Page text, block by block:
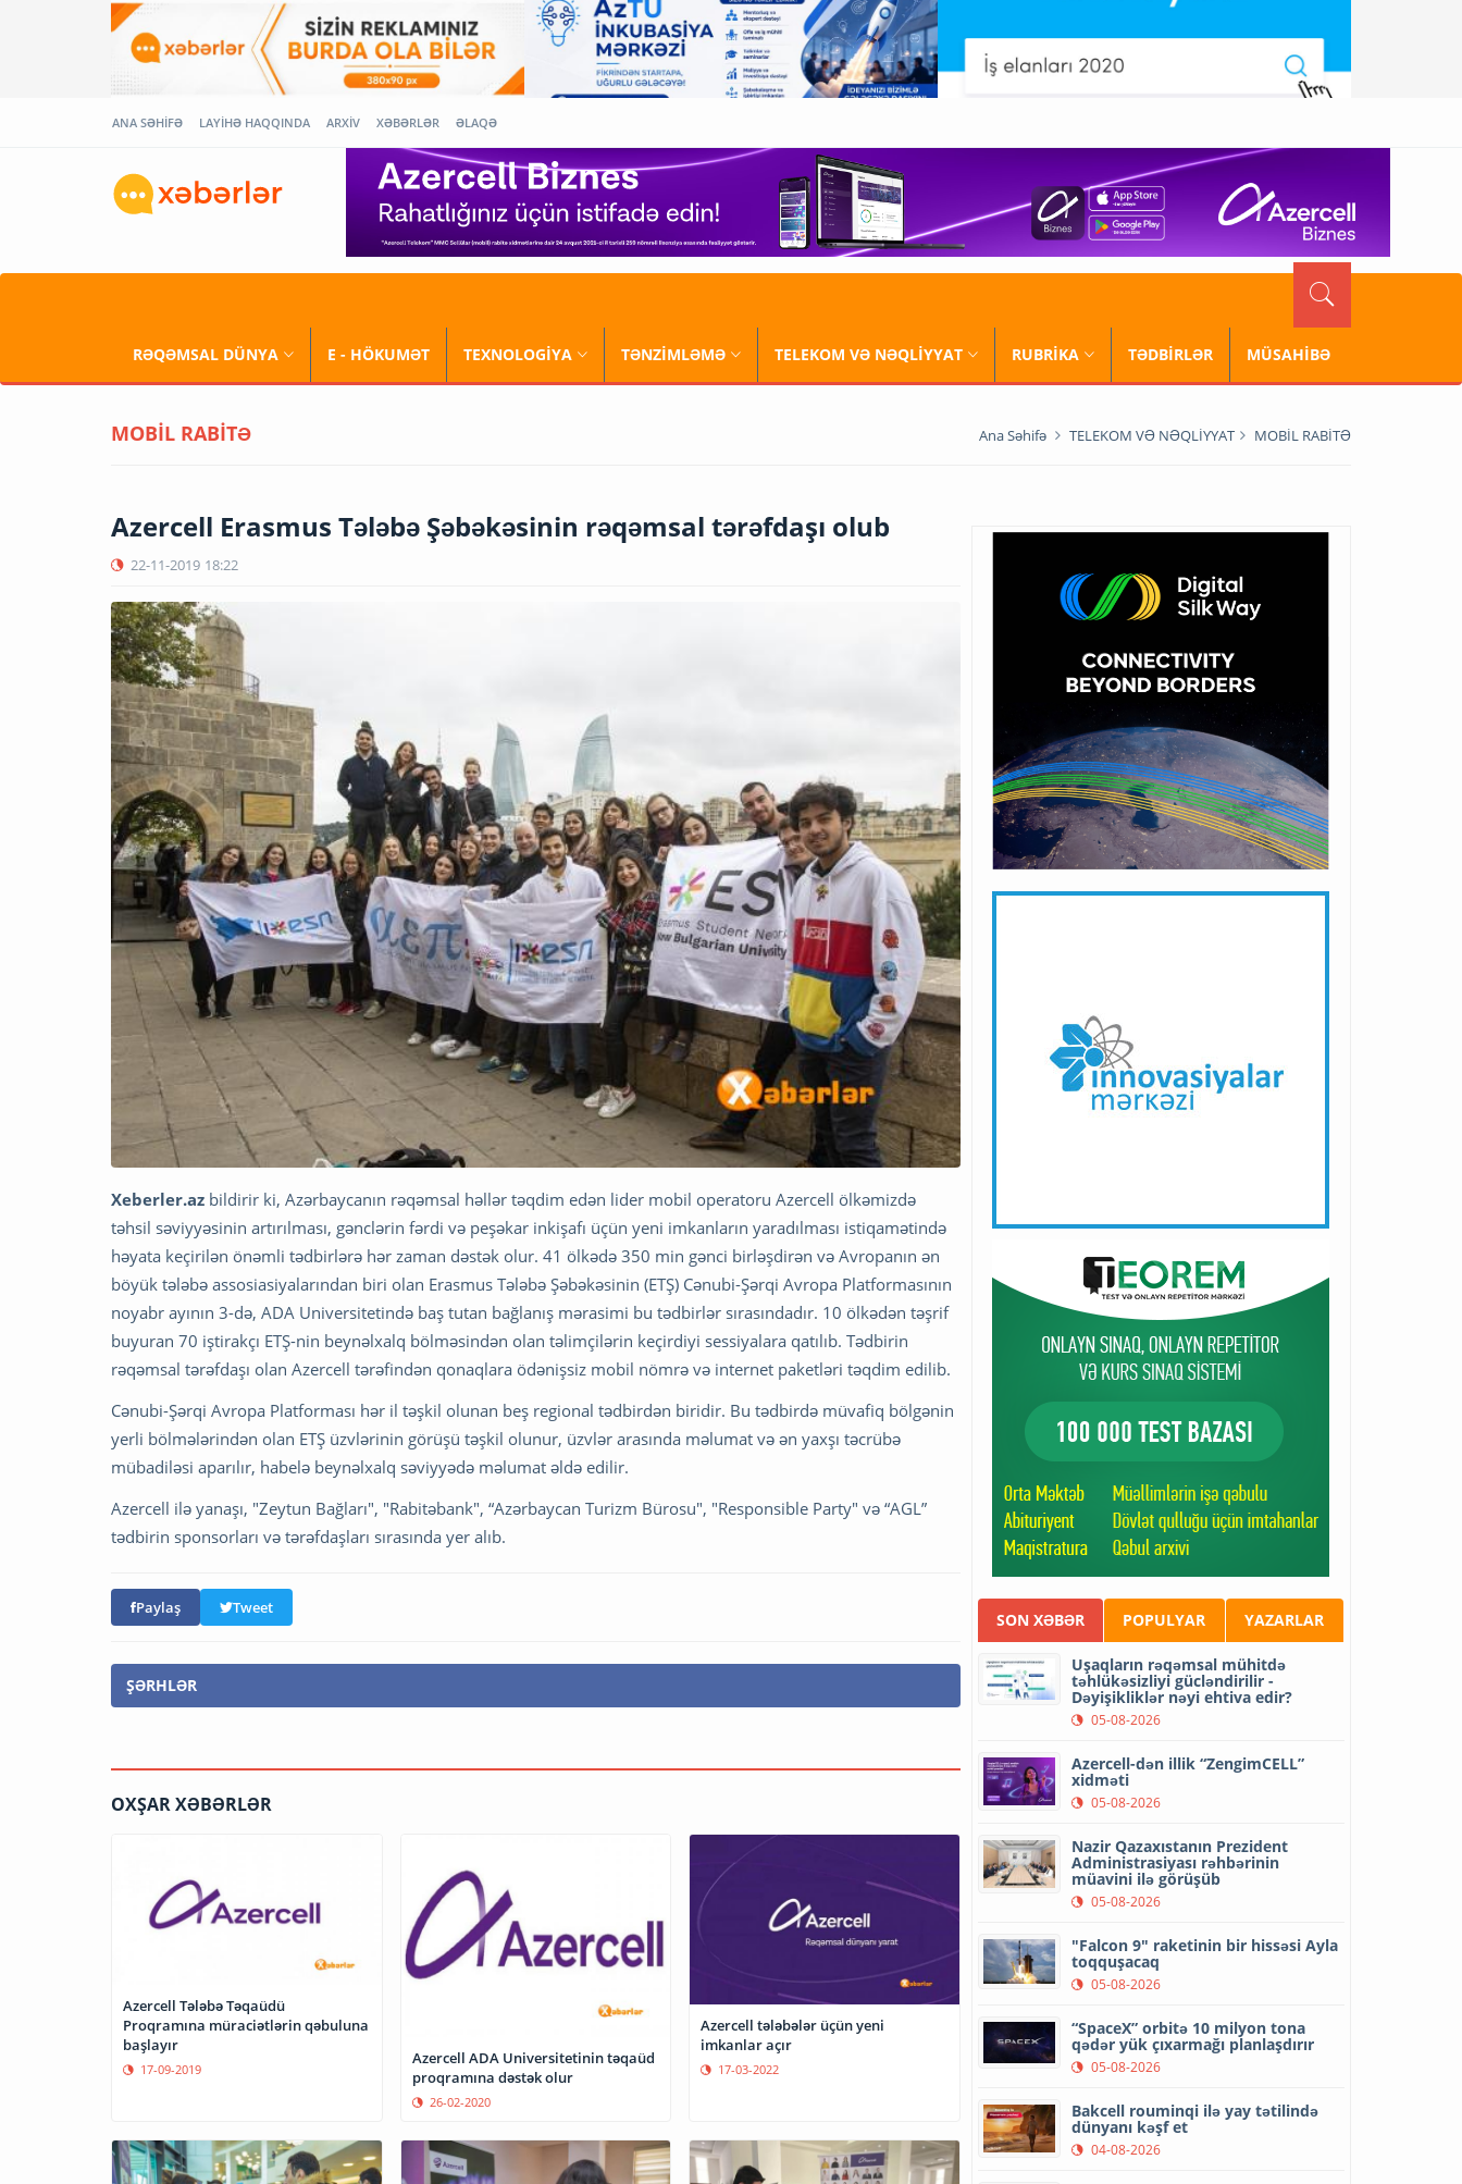
ANA SƏHİFƏ LAYİHƏ HAQQINDA ARXİV XƏBƏRLƏR ƏLAQƏ
RƏQƏMSAL DÜNYA E - HÖKUMƏT TEXNOLOGİYA TƏNZİMLƏMƏ TELEKOM VƏ NƏQLİYYAT RUBRİKA TƏDBİRLƏR MÜSAHİBƏ
MOBİL RABİTƏ Ana Səhifə TELEKOM VƏ NƏQLİYYAT MOBİL RABİTƏ
Azercell Erasmus Tələbə Şəbəkəsinin rəqəmsal tərəfdaşı olub
22-11-2019 18:22
Xeberler.az bildirir ki, Azərbaycanın rəqəmsal həllər təqdim edən lider mobil operatoru Azercell ölkəmizdə
təhsil səviyyəsinin artırılması, gənclərin fərdi və peşəkar inkişafı üçün yeni imkanların yaradılması istiqamətində
həyata keçirilən önəmli tədbirlərə hər zaman dəstək olur. 41 ölkədə 350 min gənci birləşdirən və Avropanın ən
böyük tələbə assosiasiyalarından biri olan Erasmus Tələbə Şəbəkəsinin (ETŞ) Cənubi-Şərqi Avropa Platformasının
noyabr ayının 3-də, ADA Universitetində baş tutan bağlanış mərasimi bu tədbirlər sırasındadır. 10 ölkədən təşrif
buyuran 70 iştirakçı ETŞ-nin beynəlxalq bölməsindən olan təlimçilərin keçirdiyi sessiyalara qatılıb. Tədbirin
rəqəmsal tərəfdaşı olan Azercell tərəfindən qonaqlara ödənişsiz mobil nömrə və internet paketləri təqdim edilib.
Cənubi-Şərqi Avropa Platforması hər il təşkil olunan beş regional tədbirdən biridir. Bu tədbirdə müvafiq bölgənin
yerli bölmələrindən olan ETŞ üzvlərinin görüşü təşkil olunur, üzvlər arasında məlumat və ən yaxşı təcrübə
mübadiləsi aparılır, habelə beynəlxalq səviyyədə məlumat əldə edilir.
Azercell ilə yanaşı, "Zeytun Bağları", "Rabitəbank", “Azərbaycan Turizm Bürosu", "Responsible Party" və “AGL”
tədbirin sponsorları və tərəfdaşları sırasında yer alıb.
Paylaş Tweet
ŞƏRHLƏR
OXŞAR XƏBƏRLƏR
Azercell Tələbə Təqaüdü
Proqramına müraciətlərin qəbuluna
başlayır
17-09-2019
Azercell ADA Universitetinin təqaüd
proqramına dəstək olur
26-02-2020
Azercell tələbələr üçün yeni
imkanlar açır
17-03-2022
SON XƏBƏR POPULYAR YAZARLAR
Uşaqların rəqəmsal mühitdə
təhlükəsizliyi gücləndirilir -
Dəyişikliklər nəyi ehtiva edir?
05-08-2026
Azercell-dən illik “ZengimCELL”
xidməti
05-08-2026
Nazir Qazaxıstanın Prezident
Administrasiyası rəhbərinin
müavini ilə görüşüb
05-08-2026
"Falcon 9" raketinin bir hissəsi Ayla
toqquşacaq
05-08-2026
“SpaceX” orbitə 10 milyon tona
qədər yük çıxarmağı planlaşdırır
05-08-2026
Bakcell rouminqi ilə yay tətilində
dünyanı kəşf et
04-08-2026